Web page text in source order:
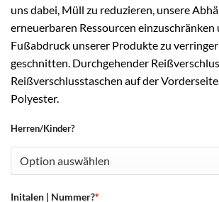
uns dabei, Müll zu reduzieren, unsere
erneuerbaren Ressourcen einzuschränken
Fußabdruck unserer Produkte zu
geschnitten. Durchgehender
Reißverschlusstaschen auf der
Polyester.
Herren/Kinder?
*
Initalen | Nummer?